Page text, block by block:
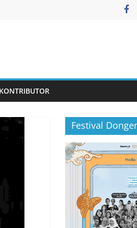
KONTRIBUTOR
Festival